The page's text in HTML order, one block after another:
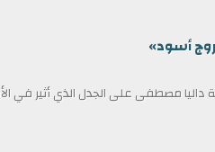
أسود»
داليا مصطفى على الجدل الذي أثير في